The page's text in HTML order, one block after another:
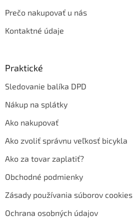
Prečo nakupovať u nás
Kontaktné údaje
Praktické
Sledovanie balíka DPD
Nákup na splátky
Ako nakupovať
Ako zvoliť správnu veľkosť bicykla
Ako za tovar zaplatiť?
Obchodné podmienky
Zásady používania súborov cookies
Ochrana osobných údajov